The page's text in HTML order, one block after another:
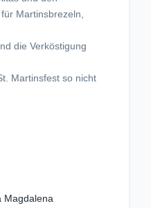
Martinsbrezeln,
die Verköstigung
Martinsfest so nicht
Magdalena